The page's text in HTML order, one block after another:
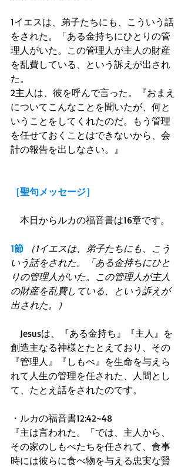
1イエスは、弟子たちにも、こういう話
をされた。「ある金持ちにひとりの管
理人がいた。この管理人が主人の財産
を乱費している、という訴えが出され
た。
2主人は、彼を呼んで言った。『おまえ
についてこんなことを聞いたが、何と
いうことをしてくれたのだ。もう管理
を任せておくことはできないから、会
計の報告を出しなさい。』
［聖句メッセージ］
本日からルカの福音書は16章です。
1節
（1イエスは、弟子たちにも、こう
いう話をされた。「ある金持ちにひと
りの管理人がいた。この管理人が主人
の財産を乱費している、という訴えが
出された。）
Jesusは、『ある金持ち』『主人』を
創造主なる神様とたとえており、その
『管理人』『しもべ』を生命を与えら
れて人生の管理を任された、人間とし
て、たとえ話をされたのです。
・ルカの福音書12:42~48
『主は言われた。「では、主人から、
その家のしもべたちを任されて、食事
時には彼らに食べ物を与える忠実な賢